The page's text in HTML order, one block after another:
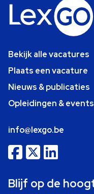
Bekijk alle vacatures
Plaats een vacature
Nieuws & publicaties
Opleidingen & events
info@lexgo.be
Blijf op de